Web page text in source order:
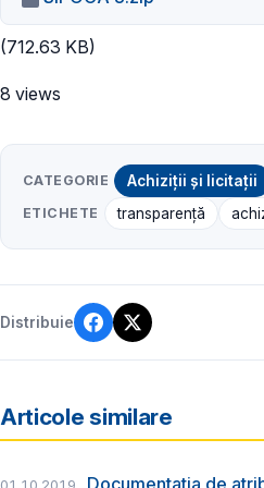
(712.63 KB)
8 views
CATEGORIE Achiziții și licitații
ETICHETE transparenţă
Distribuie
Articole similare